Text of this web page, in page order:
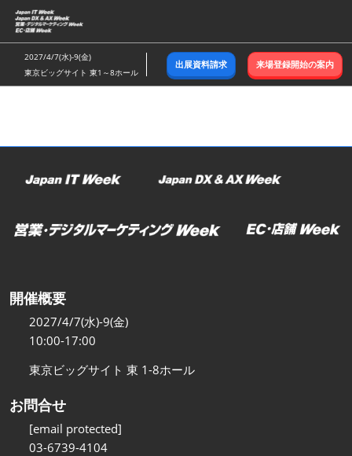
ス
キ
ッ
し
む
2027/4/7(水)-9(金)
東京ビッグサイト 東1～8ホール
出展資料請求 来場登録開始の案内
開催概要
2027/4/7(水)-9(金)
10:00-17:00
東京ビッグサイト 東 1-8ホール
お問合せ
[email protected]
03-6739-4104